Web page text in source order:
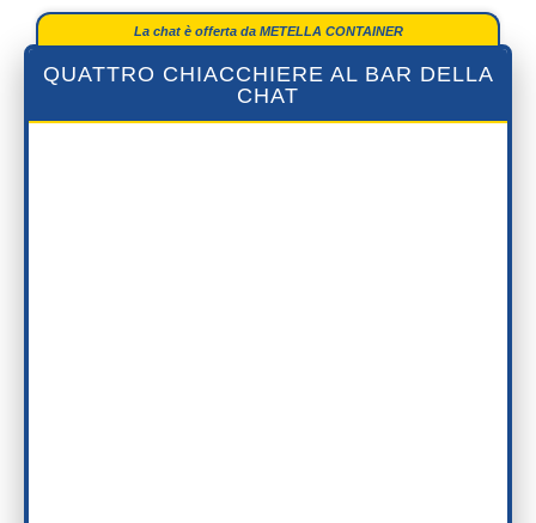
La chat è offerta da METELLA CONTAINER
QUATTRO CHIACCHIERE AL BAR DELLA
CHAT